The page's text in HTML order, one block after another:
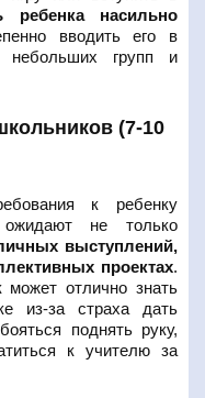
ребенка насильно
вводить его в
небольших групп и
(7-10
к ребенку
не только
выступлений,
проектах.
отлично знать
из-за страха дать
поднять руку,
к учителю за